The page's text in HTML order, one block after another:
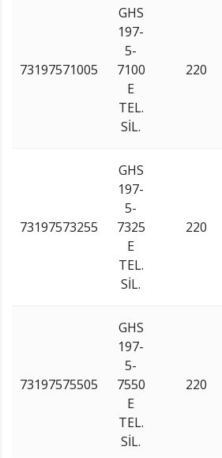
73197571005
GHS
197-
5-
7100
E
TEL.
SİL.
220
73197573255
GHS
197-
5-
7325
E
TEL.
SİL.
220
73197575505
GHS
197-
5-
7550
E
TEL.
SİL.
220